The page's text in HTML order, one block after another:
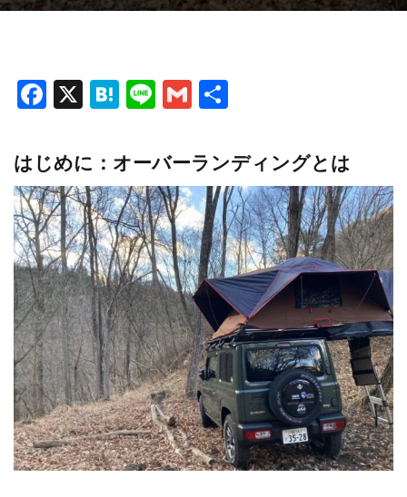
F
ce
b
o
o
k
X H
e
n
a
Li
e
G
ai
l
はじめに：オーバーランディングとは